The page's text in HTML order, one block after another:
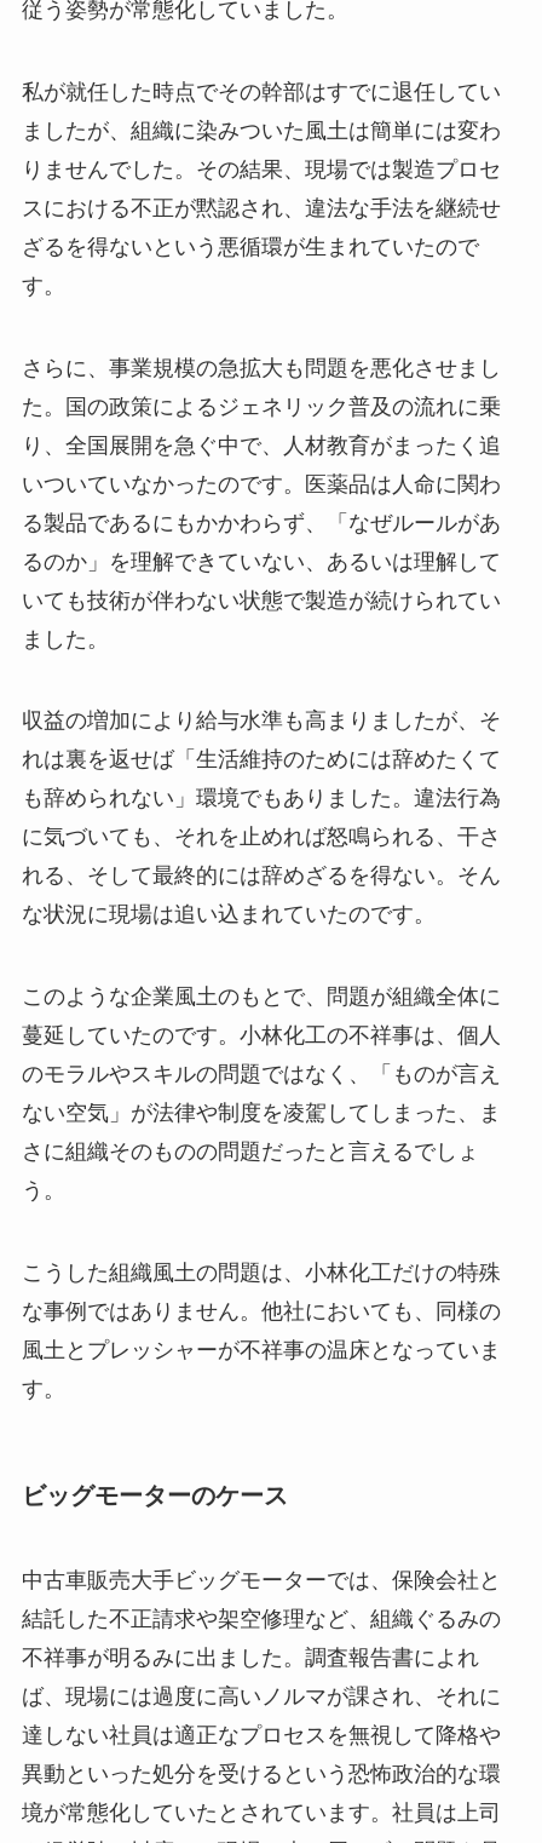
従う姿勢が常態化していました。
私が就任した時点でその幹部はすでに退任してい
ましたが、組織に染みついた風土は簡単には変わ
りませんでした。その結果、現場では製造プロセ
スにおける不正が黙認され、違法な手法を継続せ
ざるを得ないという悪循環が生まれていたので
す。
さらに、事業規模の急拡大も問題を悪化させまし
た。国の政策によるジェネリック普及の流れに乗
り、全国展開を急ぐ中で、人材教育がまったく追
いついていなかったのです。医薬品は人命に関わ
る製品であるにもかかわらず、「なぜルールがあ
るのか」を理解できていない、あるいは理解して
いても技術が伴わない状態で製造が続けられてい
ました。
収益の増加により給与水準も高まりましたが、そ
れは裏を返せば「生活維持のためには辞めたくて
も辞められない」環境でもありました。違法行為
に気づいても、それを止めれば怒鳴られる、干さ
れる、そして最終的には辞めざるを得ない。そん
な状況に現場は追い込まれていたのです。
このような企業風土のもとで、問題が組織全体に
蔓延していたのです。小林化工の不祥事は、個人
のモラルやスキルの問題ではなく、「ものが言え
ない空気」が法律や制度を凌駕してしまった、ま
さに組織そのものの問題だったと言えるでしょ
う。
こうした組織風土の問題は、小林化工だけの特殊
な事例ではありません。他社においても、同様の
風土とプレッシャーが不祥事の温床となっていま
す。
ビッグモーターのケース
中古車販売大手ビッグモーターでは、保険会社と
結託した不正請求や架空修理など、組織ぐるみの
不祥事が明るみに出ました。調査報告書によれ
ば、現場には過度に高いノルマが課され、それに
達しない社員は適正なプロセスを無視して降格や
異動といった処分を受けるという恐怖政治的な環
境が常態化していたとされています。社員は上司